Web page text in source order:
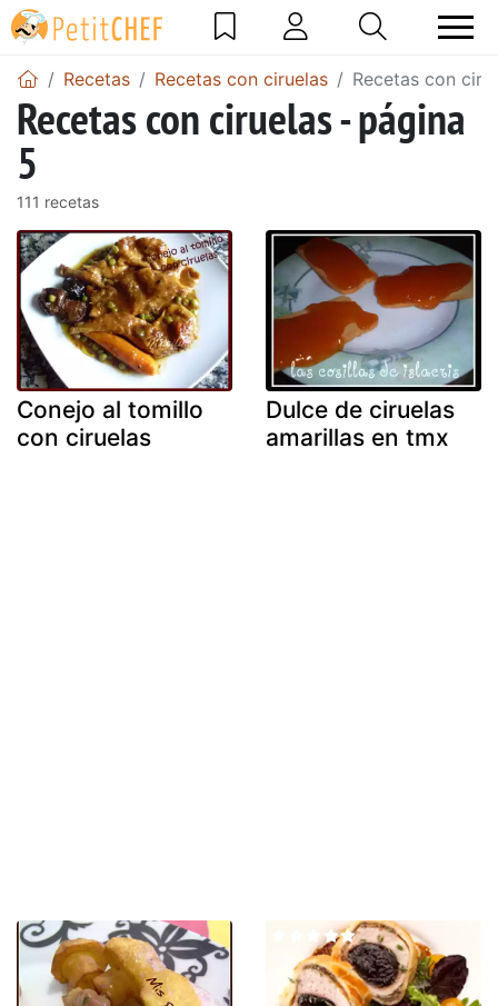
Recetas Recetas con ciruelas Recetas con
Recetas con ciruelas - página
5
111 recetas
Conejo al tomillo
con ciruelas
Dulce de ciruelas
amarillas en tmx